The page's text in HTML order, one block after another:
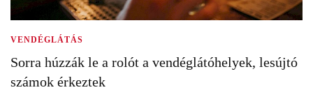
VENDÉGLÁTÁS
Sorra húzzák le a rolót a vendéglátóhelyek, lesújtó
számok érkeztek